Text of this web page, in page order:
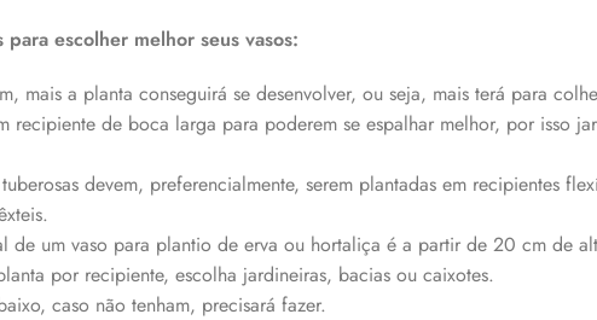
escolher melhor seus vasos:
mais a planta conseguirá se desenvolver, ou seja, mais terá para
recipiente de boca larga para poderem se espalhar melhor, por isso
devem, preferencialmente, serem plantadas em recipientes
de um vaso para plantio de erva ou hortaliça é a partir de 20 cm de
por recipiente, escolha jardineiras, bacias ou caixotes.
caso não tenham, precisará fazer.